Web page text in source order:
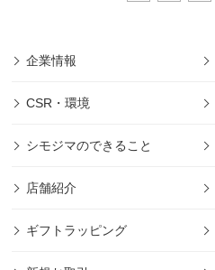
企業情報
CSR・環境
シモジマのできること
店舗紹介
ギフトラッピング